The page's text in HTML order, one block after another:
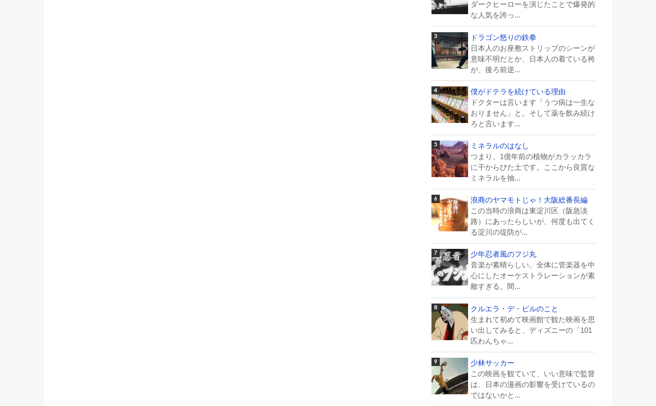
ダークヒーローを演じたことで爆発的
な人気を誇っ...
ドラゴン怒りの鉄拳
日本人のお座敷ストリップのシーンが
意味不明だとか、日本人の着ている袴
が、後ろ前逆...
僕がドテラを続けている理由
ドクターは言います「うつ病は一生な
おりません」と。そして薬を飲み続け
ろと言います...
ミネラルのはなし
つまり、1億年前の植物がカラッカラ
に干からびた土です。ここから良質な
ミネラルを抽...
浪商のヤマモトじゃ！大阪総番長編
この当時の浪商は東淀川区（阪急淡
路）にあったらしいが、何度も出てく
る淀川の堤防が...
少年忍者風のフジ丸
音楽が素晴らしい。全体に管楽器を中
心にしたオーケストラレーションが素
敵すぎる。間...
クルエラ・デ・ビルのこと
生まれて初めて映画館で観た映画を思
い出してみると、ディズニーの「101
匹わんちゃ...
少林サッカー
この映画を観ていて、いい意味で監督
は、日本の漫画の影響を受けているの
ではないかと...